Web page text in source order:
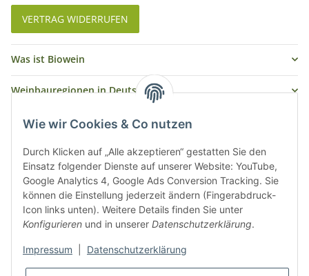
Wie wir Cookies & Co nutzen
Durch Klicken auf „Alle akzeptieren“ gestatten Sie den
Einsatz folgender Dienste auf unserer Website: YouTube,
Google Analytics 4, Google Ads Conversion Tracking. Sie
können die Einstellung jederzeit ändern (Fingerabdruck-
Icon links unten). Weitere Details finden Sie unter
Konfigurieren und in unserer Datenschutzerklärung.
Impressum Datenschutzerklärung
VERTRAG WIDERRUFEN
Was ist Biowein
Weinbauregionen in Deutschland
Weinbauregionen und Weinbaugebiete in Österreich
Weiße Rebsorten
Rote Rebsorten